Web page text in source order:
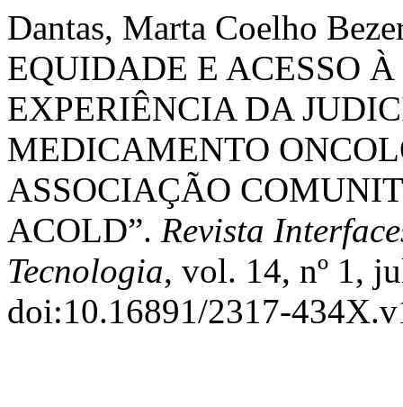
Dantas, Marta Coelho
EQUIDADE E ACESSO
EXPERIÊNCIA DA
MEDICAMENTO
ASSOCIAÇÃO
ACOLD”. Revista
Tecnologia, vol. 14, nº 1,
doi:10.16891/2317-